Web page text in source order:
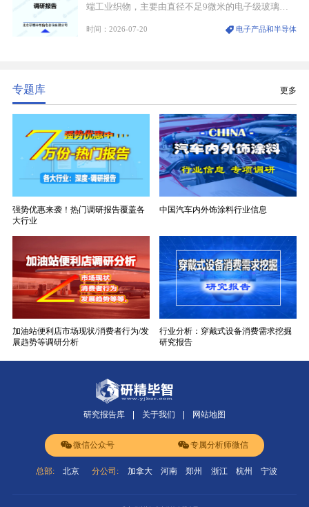
端工业织物，主要由直径不足9微米的电子级玻璃纤
生产制造过程中不可或缺的核心基材。电子布具备高
时间：2026-07-20 电子产品和半导体
专题库 更多
强势优惠来袭！热门调研报告覆盖各
大行业
中国汽车内外饰涂料行业信息
加油站便利店市场现状/消费者行为/发
展趋势等调研分析
行业分析：穿戴式设备消费需求挖掘
研究报告
研究报告库 关于我们 网站地图
微信公众号 专属分析师微信
总部: 北京 分公司: 加拿大 河南 郑州 浙江 杭州 宁波